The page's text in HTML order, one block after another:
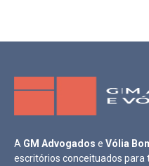
A GM Advogados e Vólia
escritórios conceituados para